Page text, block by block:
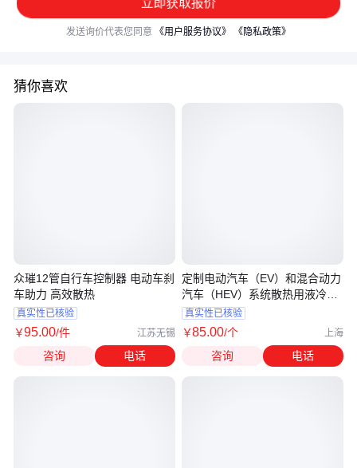
立即获取报价
发送询价代表您同意 《用户服务协议》 《隐私政策》
猜你喜欢
众璀12管自行车控制器 电动车刹
车助力 高效散热
真实性已核验
￥95.00/件 江苏无锡
咨询 电话
定制电动汽车（EV）和混合动力
汽车（HEV）系统散热用液冷连
接器
真实性已核验
￥85.00/个 上海
咨询 电话